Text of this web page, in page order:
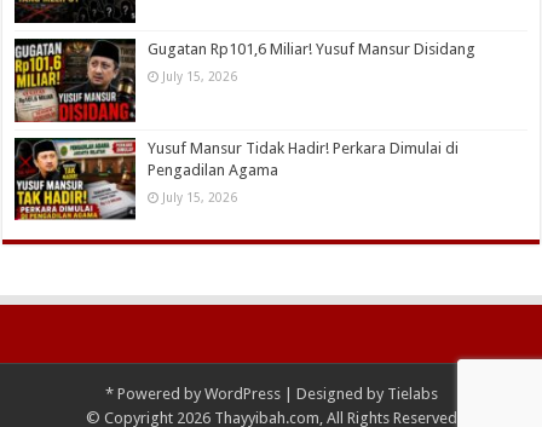
Gugatan Rp101,6 Miliar! Yusuf Mansur Disidang
July 15, 2026
Yusuf Mansur Tidak Hadir! Perkara Dimulai di
Pengadilan Agama
July 15, 2026
*Powered by WordPress| Designed by Tielabs
© Copyright 2026 Thayyibah.com, All Rights Reserved